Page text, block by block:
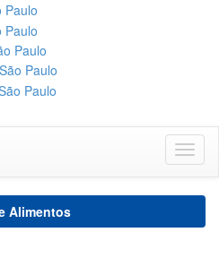
Alimentos